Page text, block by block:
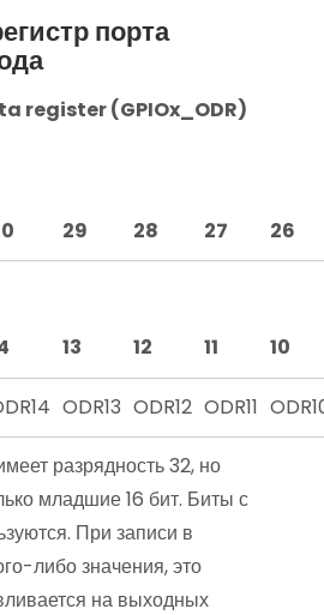
порта
register (GPIOx_ODR)
29 28 27 26
13 12 11 10
ODR13 ODR12 ODR11
разрядность 32, но
младшие 16 бит. Биты с
При записи в
либо значения, это
на выходных